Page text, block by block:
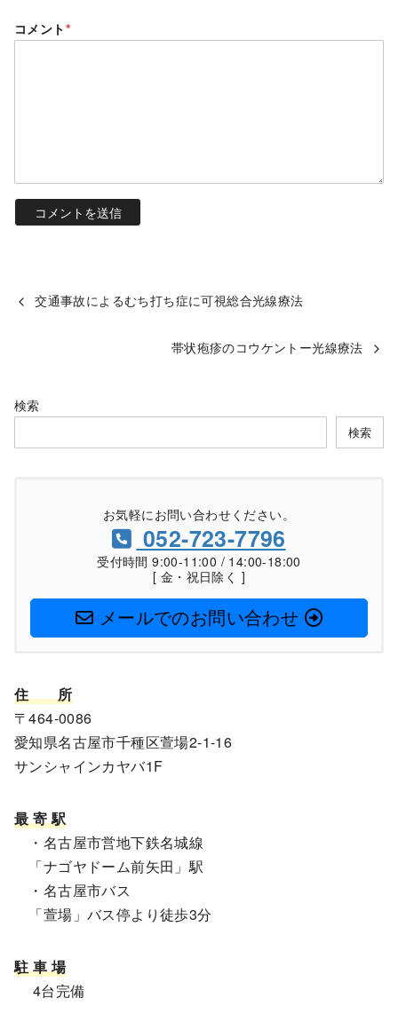
コメント*
交通事故によるむち打ち症に可視総合光線療法
帯状疱疹のコウケントー光線療法
検索
検索
お気軽にお問い合わせください。
052-723-7796
受付時間 9:00-11:00 / 14:00-18:00
[ 金・祝日除く ]
メールでのお問い合わせ
住
所
〒464-0086
愛知県名古屋市千種区萱場2-1-16
サンシャインカヤバ1F
最 寄 駅
・名古屋市営地下鉄名城線
「ナゴヤドーム前矢田」駅
・名古屋市バス
「萱場」バス停より徒歩3分
駐 車 場
4台完備